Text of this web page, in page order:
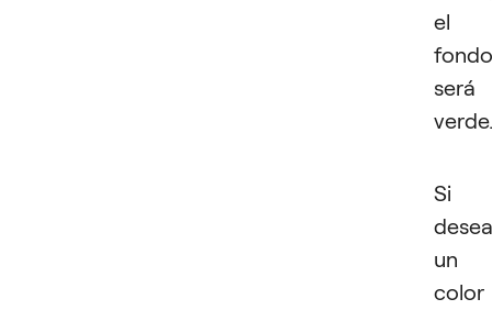
el
fondo
será
verde.
Si
desea
un
color